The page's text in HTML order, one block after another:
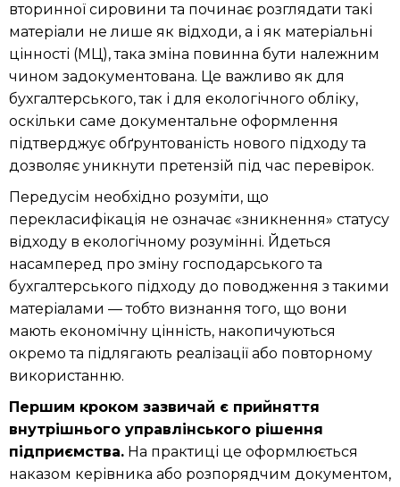
вторинної сировини та починає розглядати такі
матеріали не лише як відходи, а і як матеріальні
цінності (МЦ), така зміна повинна бути належним
чином задокументована. Це важливо як для
бухгалтерського, так і для екологічного обліку,
оскільки саме документальне оформлення
підтверджує обґрунтованість нового підходу та
дозволяє уникнути претензій під час перевірок.
Передусім необхідно розуміти, що
перекласифікація не означає «зникнення» статусу
відходу в екологічному розумінні. Йдеться
насамперед про зміну господарського та
бухгалтерського підходу до поводження з такими
матеріалами — тобто визнання того, що вони
мають економічну цінність, накопичуються
окремо та підлягають реалізації або повторному
використанню.
Першим кроком зазвичай є прийняття
внутрішнього управлінського рішення
підприємства. На практиці це оформлюється
наказом керівника або розпорядчим документом,